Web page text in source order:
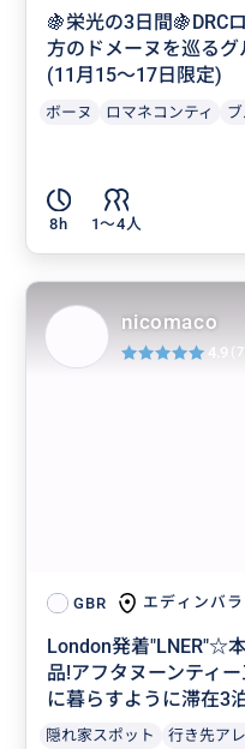
🍇栄光の3日間🍇DRC
方のドメーヌを巡る
(11月15〜17日限定)
ボーヌ ロマネコンティ
8h 1〜4人
GBR エディンバラ
London発着"LNER"☆
品!アフタヌーンティ
に暮らすように滞在3
隠れ家スポット 行き先ア
nicomaco
4.9